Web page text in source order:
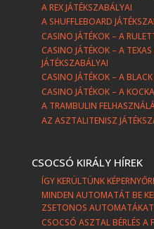
A REX JÁTÉKSZABÁLYAI
A SHUFFLEBOARD
CASINO JÁTÉKOK – A
CASINO JÁTÉKOK – A TEXAS
JÁTÉKSZABÁLYAI
CASINO JÁTÉKOK – A
CASINO JÁTÉKOK – A
A TRAMBULIN
AZ ASZTALITENISZ
CSOCSÓ KIRÁLY HÍREK
ÍGY KERÜLTÜNK
MINDEN AUTOMATÁT BE
ZSETONOS
CSOCSÓ ASZTAL BÉRLÉS A